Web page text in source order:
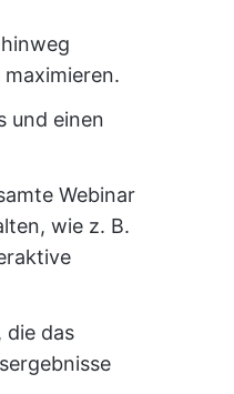
und einen
Webinar
wie z. B.
, die das